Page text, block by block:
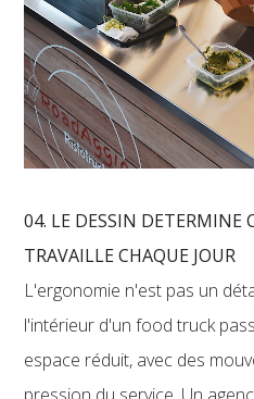
04. LE DESSIN DETERMINE
TRAVAILLE CHAQUE JOUR
L'ergonomie n'est pas un
l'intérieur d'un food truck
espace réduit, avec des